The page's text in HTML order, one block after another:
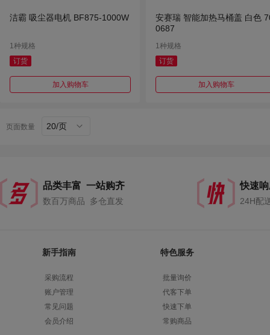
洁霸 吸尘器电机 BF875-1000W
1种规格
订货
加入购物车
安赛瑞 智能加热马桶盖 白色
0687
1种规格
订货
加入购物车
页面数量 20/页
品类丰富 一站购齐
数百万商品 多仓直发
快速
24H配
新手指南
采购流程
账户管理
常见问题
会员介绍
特色服务
批量询价
代客下单
快速下单
常购商品